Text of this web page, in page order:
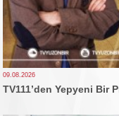
09.08.2026
TV111’den Yepyeni Bir